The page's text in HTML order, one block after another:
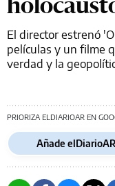
El director estrenó
películas y un filme
verdad y la
PRIORIZA ELDIARIOAR EN
Añade